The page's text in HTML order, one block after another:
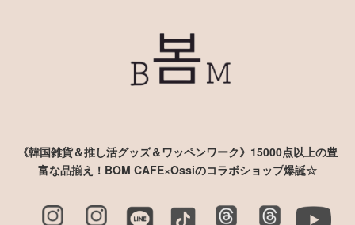
《韓国雑貨＆推し活グッズ＆ワッペンワーク》15000点以上の豊
富な品揃え！BOM CAFE×Ossiのコラボショップ爆誕☆